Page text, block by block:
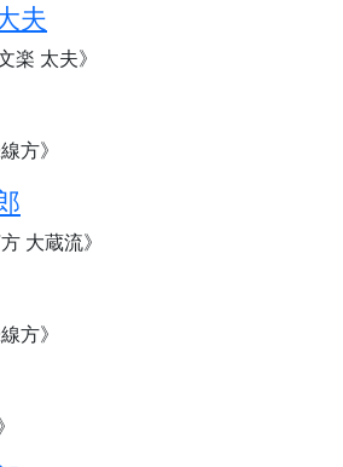
夫
楽 太夫》
方》
大蔵流》
方》